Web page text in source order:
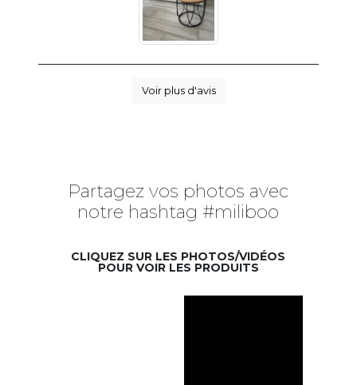
Voir plus d'avis
Partagez vos photos avec
notre hashtag #miliboo
CLIQUEZ SUR LES PHOTOS/VIDÉOS
POUR VOIR LES PRODUITS